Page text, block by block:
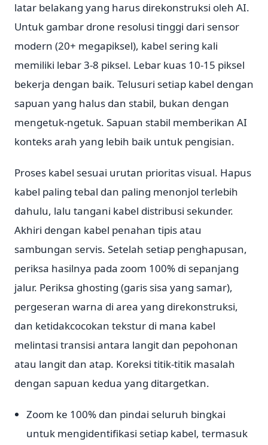
latar belakang yang harus direkonstruksi oleh AI.
Untuk gambar drone resolusi tinggi dari sensor
modern (20+ megapiksel), kabel sering kali
memiliki lebar 3-8 piksel. Lebar kuas 10-15 piksel
bekerja dengan baik. Telusuri setiap kabel dengan
sapuan yang halus dan stabil, bukan dengan
mengetuk-ngetuk. Sapuan stabil memberikan AI
konteks arah yang lebih baik untuk pengisian.
Proses kabel sesuai urutan prioritas visual. Hapus
kabel paling tebal dan paling menonjol terlebih
dahulu, lalu tangani kabel distribusi sekunder.
Akhiri dengan kabel penahan tipis atau
sambungan servis. Setelah setiap penghapusan,
periksa hasilnya pada zoom 100% di sepanjang
jalur. Periksa ghosting (garis sisa yang samar),
pergeseran warna di area yang direkonstruksi,
dan ketidakcocokan tekstur di mana kabel
melintasi transisi antara langit dan pepohonan
atau langit dan atap. Koreksi titik-titik masalah
dengan sapuan kedua yang ditargetkan.
Zoom ke 100% dan pindai seluruh bingkai
untuk mengidentifikasi setiap kabel, termasuk